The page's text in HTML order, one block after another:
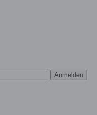
Anmelden